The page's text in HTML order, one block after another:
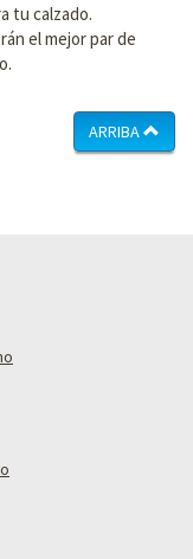
tu calzado.
el mejor par de
ARRIBA